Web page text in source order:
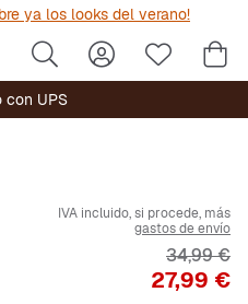
ya los looks del verano!
con UPS
IVA incluido, si procede, más
gastos de envío
Precio
27,99 €
Precio
34,99 €